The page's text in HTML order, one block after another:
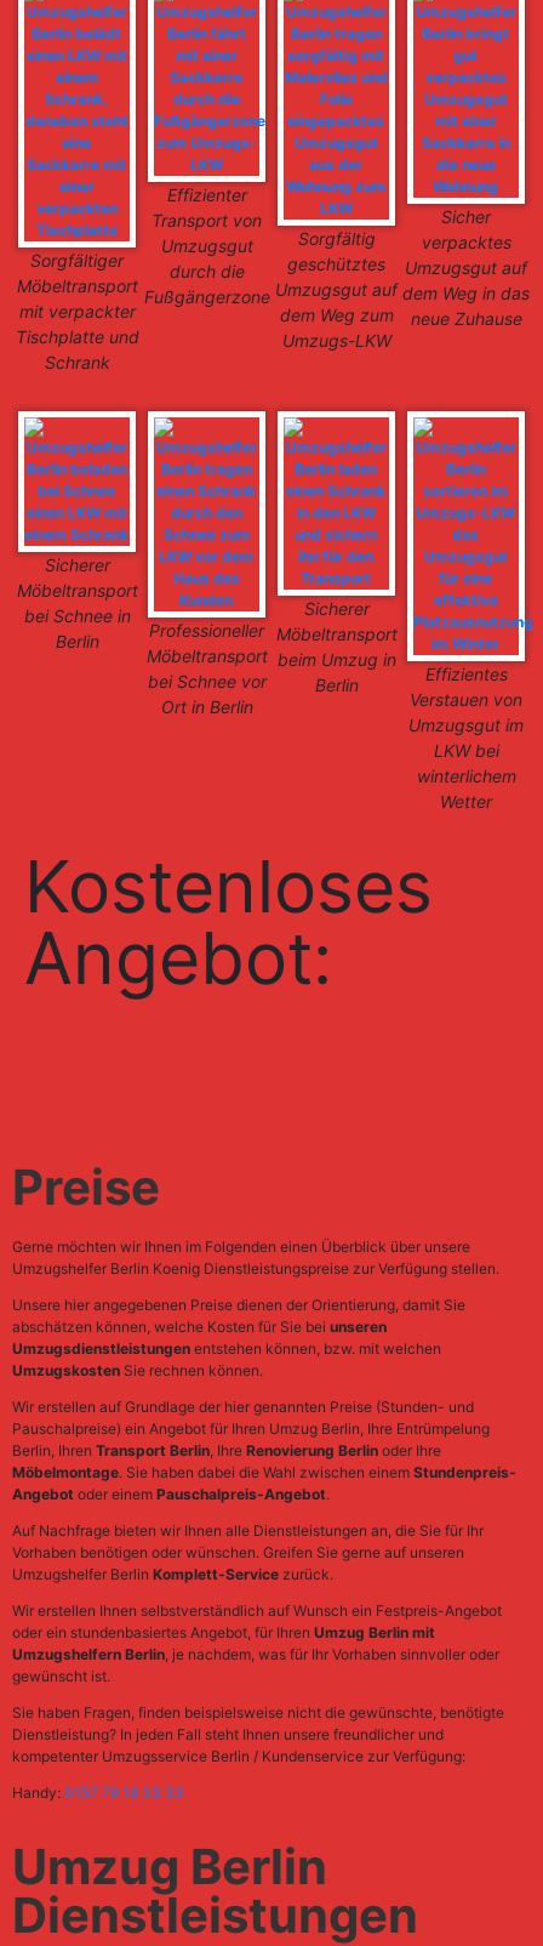
Sorgfältiger
Möbeltransport
mit verpackter
Tischplatte und
Schrank
Effizienter
Transport von
Umzugsgut
durch die
Fußgängerzone
Sorgfältig
geschütztes
Umzugsgut auf
dem Weg zum
Umzugs-LKW
Sicher
verpacktes
Umzugsgut auf
dem Weg in das
neue Zuhause
Sicherer
Möbeltransport
bei Schnee in
Berlin
Professioneller
Möbeltransport
bei Schnee vor
Ort in Berlin
Sicherer
Möbeltransport
beim Umzug in
Berlin
Effizientes
Verstauen von
Umzugsgut im
LKW bei
winterlichem
Wetter
Kostenloses
Angebot:
Preise
Gerne möchten wir Ihnen im Folgenden einen Überblick über unsere
Umzugshelfer Berlin Koenig Dienstleistungspreise zur Verfügung stellen.
Unsere hier angegebenen Preise dienen der Orientierung, damit Sie
abschätzen können, welche Kosten für Sie bei unseren
Umzugsdienstleistungen entstehen können, bzw. mit welchen
Umzugskosten Sie rechnen können.
Wir erstellen auf Grundlage der hier genannten Preise (Stunden- und
Pauschalpreise) ein Angebot für Ihren Umzug Berlin, Ihre Entrümpelung
Berlin, Ihren Transport Berlin, Ihre Renovierung Berlin oder Ihre
Möbelmontage. Sie haben dabei die Wahl zwischen einem Stundenpreis-
Angebot oder einem Pauschalpreis-Angebot.
Auf Nachfrage bieten wir Ihnen alle Dienstleistungen an, die Sie für Ihr
Vorhaben benötigen oder wünschen. Greifen Sie gerne auf unseren
Umzugshelfer Berlin Komplett-Service zurück.
Wir erstellen Ihnen selbstverständlich auf Wunsch ein Festpreis-Angebot
oder ein stundenbasiertes Angebot, für Ihren Umzug Berlin mit
Umzugshelfern Berlin, je nachdem, was für Ihr Vorhaben sinnvoller oder
gewünscht ist.
Sie haben Fragen, finden beispielsweise nicht die gewünschte, benötigte
Dienstleistung? In jeden Fall steht Ihnen unsere freundlicher und
kompetenter Umzugsservice Berlin / Kundenservice zur Verfügung:
Handy: 0157 79 19 33 33
Umzug Berlin
Dienstleistungen